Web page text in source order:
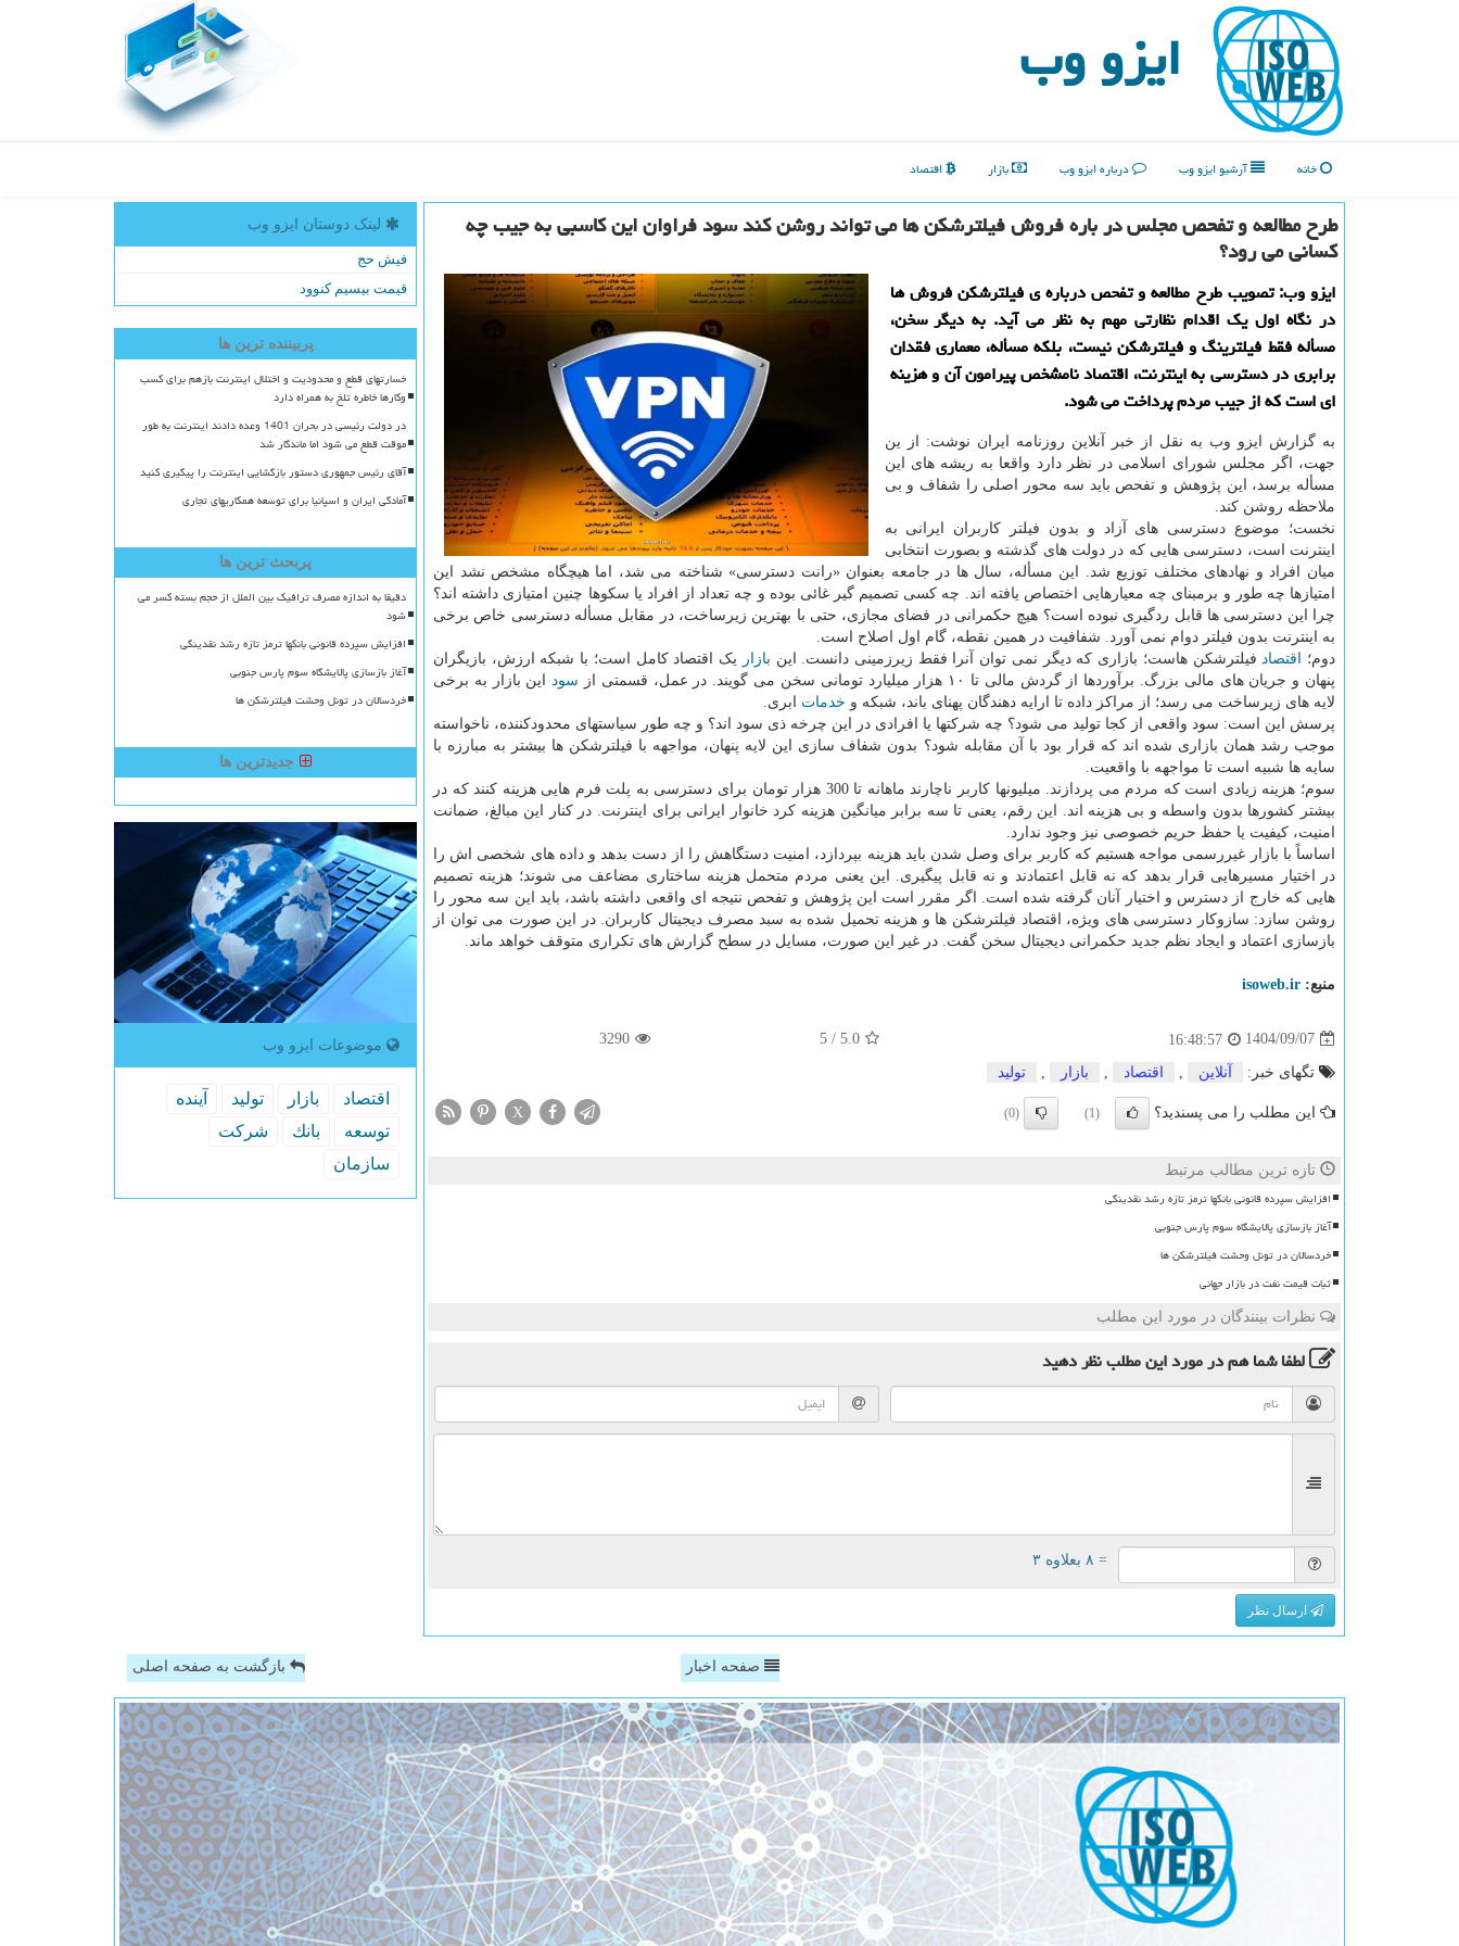
ایزو وب
خانه آرشیو ایزو وب درباره ایزو وب بازار اقتصاد
طرح مطالعه و تفحص مجلس در باره فروش فیلترشکن ها می تواند روشن کند سود فراوان این کاسبی به جیب چه
کسانی می رود؟
ایزو وب: تصویب طرح مطالعه و تفحص درباره ی فیلترشکن فروش ها
در نگاه اول یک اقدام نظارتی مهم به نظر می آید. به دیگر سخن،
مسأله فقط فیلترینگ و فیلترشکن نیست، بلکه مسأله، معماری فقدان
برابری در دسترسی به اینترنت، اقتصاد نامشخص پیرامون آن و هزینه
ای است که از جیب مردم پرداخت می شود.
به گزارش ایزو وب به نقل از خبر آنلاین روزنامه ایران نوشت: از ین
جهت، اگر مجلس شورای اسلامی در نظر دارد واقعا به ریشه های این
مسأله برسد، این پژوهش و تفحص باید سه محور اصلی را شفاف و بی
ملاحظه روشن کند.
نخست؛ موضوع دسترسی های آزاد و بدون فیلتر کاربران ایرانی به
اینترنت است، دسترسی هایی که در دولت های گذشته و بصورت انتخابی
میان افراد و نهادهای مختلف توزیع شد. این مسأله، سال ها در جامعه بعنوان «رانت دسترسی» شناخته می شد، اما هیچگاه مشخص نشد این
امتیازها چه طور و برمبنای چه معیارهایی اختصاص یافته اند. چه کسی تصمیم گیر غائی بوده و چه تعداد از افراد یا سکوها چنین امتیازی داشته اند؟
چرا این دسترسی ها قابل ردگیری نبوده است؟ هیچ حکمرانی در فضای مجازی، حتی با بهترین زیرساخت، در مقابل مسأله دسترسی خاص برخی
به اینترنت بدون فیلتر دوام نمی آورد. شفافیت در همین نقطه، گام اول اصلاح است.
دوم؛
اقتصادفیلترشکن هاست؛ بازاری که دیگر نمی توان آنرا فقط زیرزمینی دانست. این بازار
یک اقتصاد کامل است؛ با شبکه ارزش، بازیگران
پنهان و جریان های مالی بزرگ. برآوردها از گردش مالی تا ۱۰ هزار میلیارد تومانی سخن می گویند. در عمل، قسمتی از
سوداین بازار به برخی
لایه های زیرساخت می رسد؛ از مراکز داده تا ارایه دهندگان پهنای باند، شبکه و خدمات ابری.
پرسش این است: سود واقعی از کجا تولید می شود؟ چه شرکتها یا افرادی در این چرخه ذی سود اند؟ و چه طور سیاستهای محدودکننده، ناخواسته
موجب رشد همان بازاری شده اند که قرار بود با آن مقابله شود؟ بدون شفاف سازی این لایه پنهان، مواجهه با فیلترشکن ها بیشتر به مبارزه با
سایه ها شبیه است تا مواجهه با واقعیت.
سوم؛ هزینه زیادی است که مردم می پردازند. میلیونها کاربر ناچارند ماهانه تا 300 هزار تومان برای دسترسی به پلت فرم هایی هزینه کنند که در
بیشتر کشورها بدون واسطه و بی هزینه اند. این رقم، یعنی تا سه برابر میانگین هزینه کرد خانوار ایرانی برای اینترنت. در کنار این مبالغ، ضمانت
امنیت، کیفیت یا حفظ حریم خصوصی نیز وجود ندارد.
اساساً با بازار غیررسمی مواجه هستیم که کاربر برای وصل شدن باید هزینه بپردازد، امنیت دستگاهش را از دست بدهد و داده های شخصی اش را
در اختیار مسیرهایی قرار بدهد که نه قابل اعتمادند و نه قابل پیگیری. این یعنی مردم متحمل هزینه ساختاری مضاعف می شوند؛ هزینه تصمیم
هایی که خارج از دسترس و اختیار آنان گرفته شده است. اگر مقرر است این پژوهش و تفحص نتیجه ای واقعی داشته باشد، باید این سه محور را
روشن سازد: سازوکار دسترسی های ویژه، اقتصاد فیلترشکن ها و هزینه تحمیل شده به سبد مصرف دیجیتال کاربران. در این صورت می توان از
بازسازی اعتماد و ایجاد نظم جدید حکمرانی دیجیتال سخن گفت. در غیر این صورت، مسایل در سطح گزارش های تکراری متوقف خواهد ماند.
منبع: isoweb.ir
1404/09/07
16:48:57
5.0
/
5
3290
تگهای خبر: آنلاین اقتصاد بازار تولید
این مطلب را می پسندید؟ (1)
(0)
X
تازه ترین مطالب مرتبط
افزایش سپرده قانونی بانکها ترمز تازه رشد نقدینگی
آغاز بازسازی پالایشگاه سوم پارس جنوبی
خردسالان در تونل وحشت فیلترشکن ها
ثبات قیمت نفت در بازار جهانی
نظرات بینندگان در مورد این مطلب
لطفا شما همدر مورد این مطلبنظر دهید
= ۸ بعلاوه ۳
ارسال نظر
لینک دوستان ایزو وب
فیش حج
قیمت بیسیم کنوود
پربیننده ترین ها
خسارتهای قطع و محدودیت و اختلال اینترنت بازهم برای کسب
وکارها خاطره تلخ به همراه دارد
در دولت رئیسی در بحران 1401 وعده دادند اینترنت به طور
موقت قطع می شود اما ماندگار شد
آقای رئیس جمهوری دستور بازگشایی اینترنت را پیگیری کنید
آمادگی ایران و اسپانیا برای توسعه همکاریهای تجاری
پربحث ترین ها
دقیقا به اندازه مصرف ترافیک بین الملل از حجم بسته کسر می
شود
افزایش سپرده قانونی بانکها ترمز تازه رشد نقدینگی
آغاز بازسازی پالایشگاه سوم پارس جنوبی
خردسالان در تونل وحشت فیلترشکن ها
جدیدترین ها
موضوعات ایزو وب
اقتصاد بازار تولید
آینده
توسعه
بانك
شركت
سازمان
صفحه اخبار بازگشت به صفحه اصلی